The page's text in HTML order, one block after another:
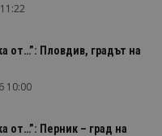
от…”: Пловдив, градът на
10:00
от…”: Перник – град на